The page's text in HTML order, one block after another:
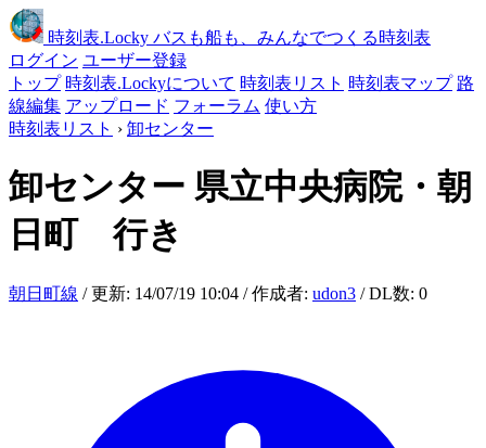
時刻表.Locky バスも船も、みんなでつくる時刻表
ログイン ユーザー登録
トップ 時刻表.Lockyについて 時刻表リスト 時刻表マップ 路
線編集 アップロード フォーラム 使い方
時刻表リスト › 卸センター
卸センター 県立中央病院・朝
日町 行き
朝日町線 / 更新: 14/07/19 10:04 / 作成者: udon3 / DL数: 0